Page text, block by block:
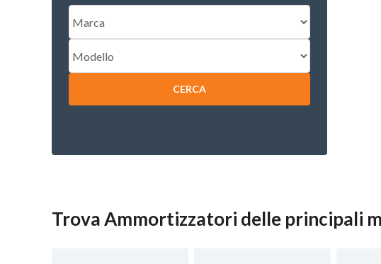
CERCA
Trova Ammortizzatori delle principali